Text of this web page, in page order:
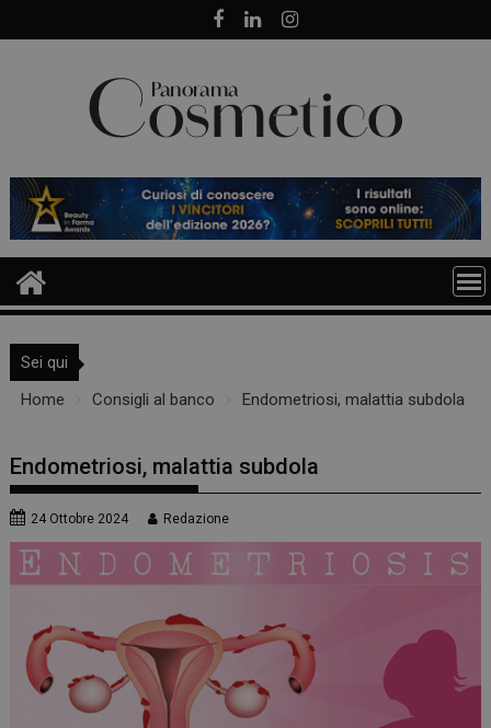
to
Sei qui
Home
Consigli al banco Endometriosi, malattia subdola
Endometriosi, malattia subdola
24 Ottobre 2024 Redazione